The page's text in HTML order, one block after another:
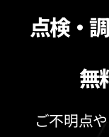
点検・
無
ご不明点